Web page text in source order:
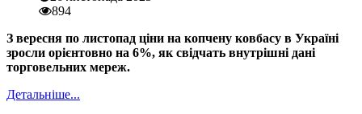
894
З вересня по листопад ціни на копчену ковбасу в Україні
зросли орієнтовно на 6%, як свідчать внутрішні дані
торговельних мереж.
Детальніше...